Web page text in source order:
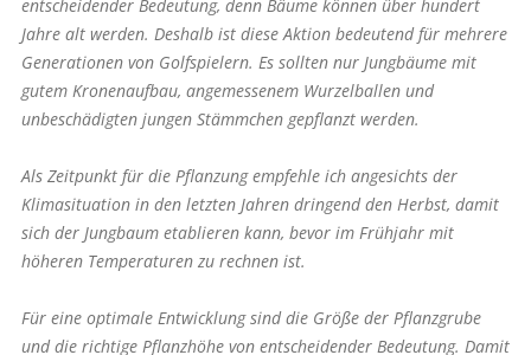
entscheidender Bedeutung, denn Bäume können über hundert
Jahre alt werden. Deshalb ist diese Aktion bedeutend für mehrere
Generationen von Golfspielern. Es sollten nur Jungbäume mit
gutem Kronenaufbau, angemessenem Wurzelballen und
unbeschädigten jungen Stämmchen gepflanzt werden.
Als Zeitpunkt für die Pflanzung empfehle ich angesichts der
Klimasituation in den letzten Jahren dringend den Herbst, damit
sich der Jungbaum etablieren kann, bevor im Frühjahr mit
höheren Temperaturen zu rechnen ist.
Für eine optimale Entwicklung sind die Größe der Pflanzgrube
und die richtige Pflanzhöhe von entscheidender Bedeutung. Damit